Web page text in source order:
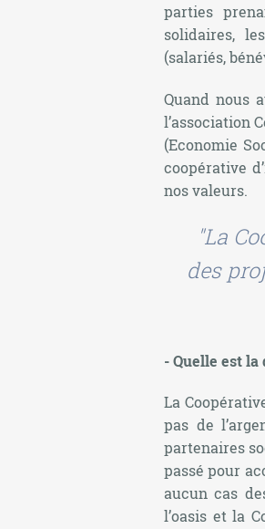
parties
solidaires,
(salariés,
Quand nous
l’association
(Economie
coopérative
nos valeurs.
"La
des
- Quelle est la
La
pas de
partenaires
passé pour
aucun cas
l’oasis et la